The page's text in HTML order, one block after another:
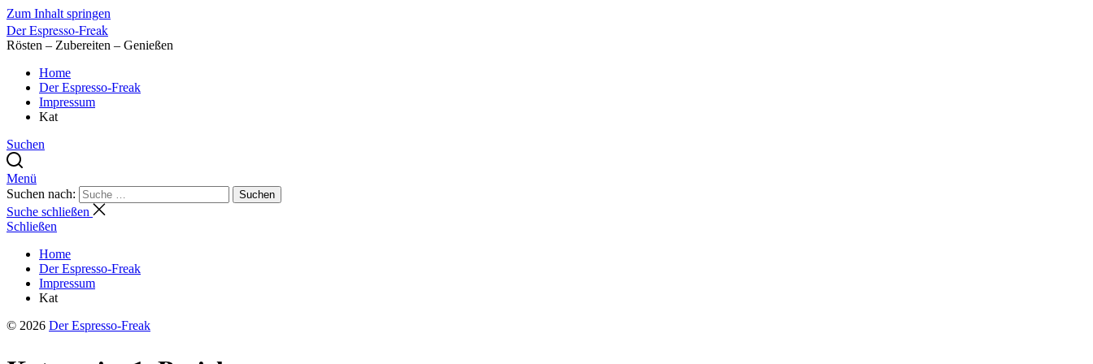
Zum Inhalt springen
Der Espresso-Freak
Rösten – Zubereiten – Genießen
Home
Der Espresso-Freak
Impressum
Kat
Suchen
Menü
Suchen nach:
Suchen
Suche schließen
Schließen
Home
Der Espresso-Freak
Impressum
Kat
© 2026 Der Espresso-Freak